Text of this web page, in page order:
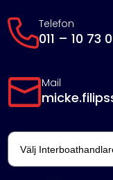
Telefon
011 – 10 73
Mail